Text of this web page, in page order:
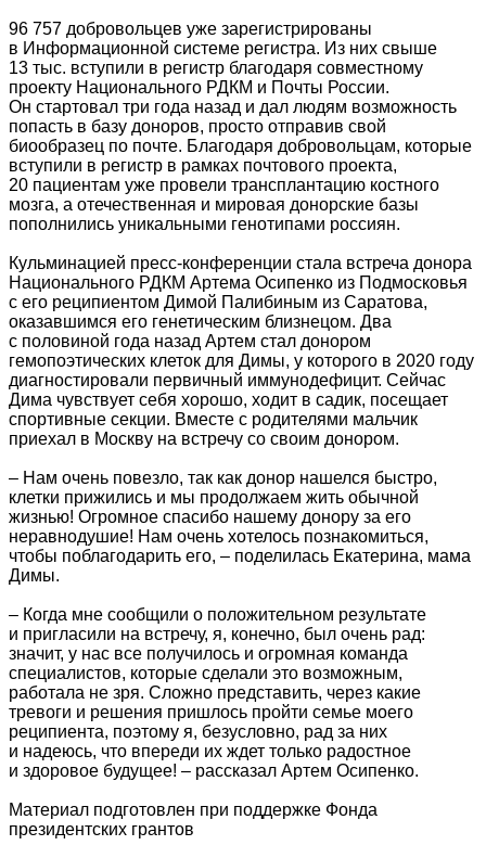
96 757 добровольцев уже зарегистрированы
в Информационной системе регистра. Из них свыше
13 тыс. вступили в регистр благодаря совместному
проекту Национального РДКМ и Почты России.
Он стартовал три года назад и дал людям возможность
попасть в базу доноров, просто отправив свой
биообразец по почте. Благодаря добровольцам, которые
вступили в регистр в рамках почтового проекта,
20 пациентам уже провели трансплантацию костного
мозга, а отечественная и мировая донорские базы
пополнились уникальными генотипами россиян.
Кульминацией пресс-конференции стала встреча донора
Национального РДКМ Артема Осипенко из Подмосковья
с его реципиентом Димой Палибиным из Саратова,
оказавшимся его генетическим близнецом. Два
с половиной года назад Артем стал донором
гемопоэтических клеток для Димы, у которого в 2020 году
диагностировали первичный иммунодефицит. Сейчас
Дима чувствует себя хорошо, ходит в садик, посещает
спортивные секции. Вместе с родителями мальчик
приехал в Москву на встречу со своим донором.
– Нам очень повезло, так как донор нашелся быстро,
клетки прижились и мы продолжаем жить обычной
жизнью! Огромное спасибо нашему донору за его
неравнодушие! Нам очень хотелось познакомиться,
чтобы поблагодарить его, – поделилась Екатерина, мама
Димы.
– Когда мне сообщили о положительном результате
и пригласили на встречу, я, конечно, был очень рад:
значит, у нас все получилось и огромная команда
специалистов, которые сделали это возможным,
работала не зря. Сложно представить, через какие
тревоги и решения пришлось пройти семье моего
реципиента, поэтому я, безусловно, рад за них
и надеюсь, что впереди их ждет только радостное
и здоровое будущее! – рассказал Артем Осипенко.
Материал подготовлен при поддержке Фонда
президентских грантов